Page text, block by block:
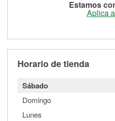
Estamos
Aplica
Horario de tienda
Sábado
Domingo
Lunes